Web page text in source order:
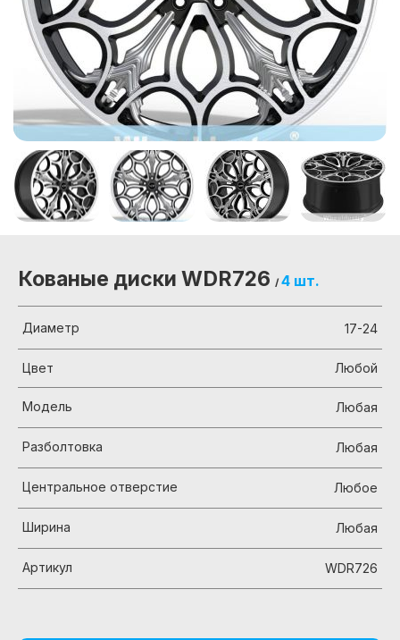
Кованые диски WDR726 / 4 шт.
Диаметр 17-24
Цвет Любой
Модель Любая
Разболтовка Любая
Центральное отверстие Любое
Ширина Любая
Артикул WDR726